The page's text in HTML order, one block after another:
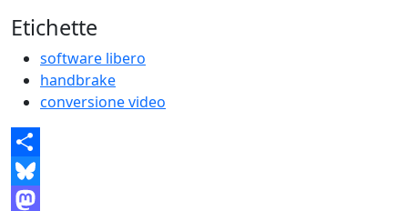
Etichette
software libero
handbrake
conversione video
Share
Bluesky